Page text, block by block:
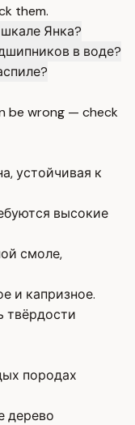
them.
Янка?
в воде?
be wrong — check
устойчивая к
высокие
смоле,
и капризное.
твёрдости
породах
дерево